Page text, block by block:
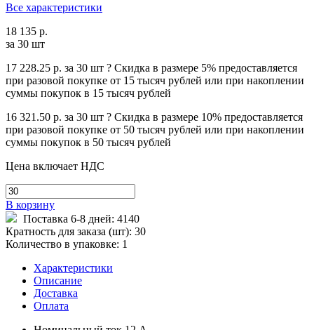
Все характеристики
18 135 р.
за 30 шт
17 228.25 р. за 30 шт ? Cкидка в размере 5% предоставляется
при разовой покупке от 15 тысяч рублей или при накоплении
суммы покупок в 15 тысяч рублей
16 321.50 р. за 30 шт ? Cкидка в размере 10% предоставляется
при разовой покупке от 50 тысяч рублей или при накоплении
суммы покупок в 50 тысяч рублей
Цена включает НДС
В корзину
Поставка 6-8 дней: 4140
Кратность для заказа (шт): 30
Количество в упаковке: 1
Характеристики
Описание
Доставка
Оплата